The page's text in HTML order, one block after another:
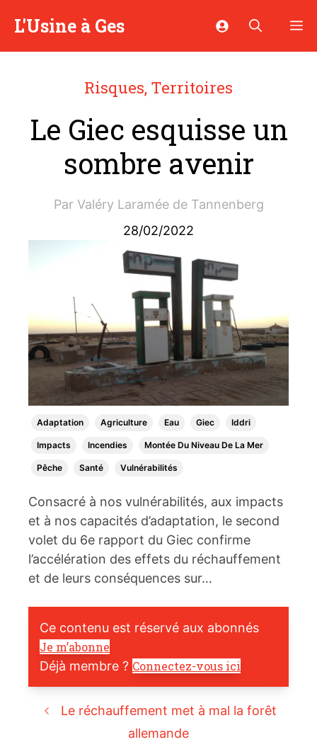
L'Usine à Ges
Risques, Territoires
Le Giec esquisse un
sombre avenir
Par Valéry Laramée de Tannenberg
28/02/2022
Adaptation Agriculture Eau Giec Iddri
Impacts Incendies Montée Du Niveau De La Mer
Pêche Santé Vulnérabilités
Consacré à nos vulnérabilités, aux impacts
et à nos capacités d’adaptation, le second
volet du 6e rapport du Giec confirme
l’accélération des effets du réchauffement
et de leurs conséquences sur…
Ce contenu est réservé aux abonnés
Je m’abonne
Déjà membre ? Connectez-vous ici
Le réchauffement met à mal la forêt
allemande